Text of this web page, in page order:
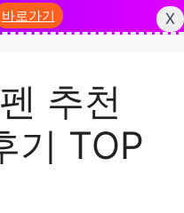
바로가기
X
추천
기 TOP